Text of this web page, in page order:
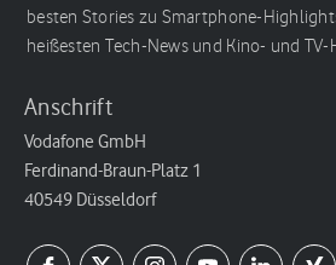
besten Stories zu Smartphone-
heißesten Tech-News und Kino- und
Anschrift
Vodafone GmbH
Ferdinand-Braun-Platz 1
40549 Düsseldorf